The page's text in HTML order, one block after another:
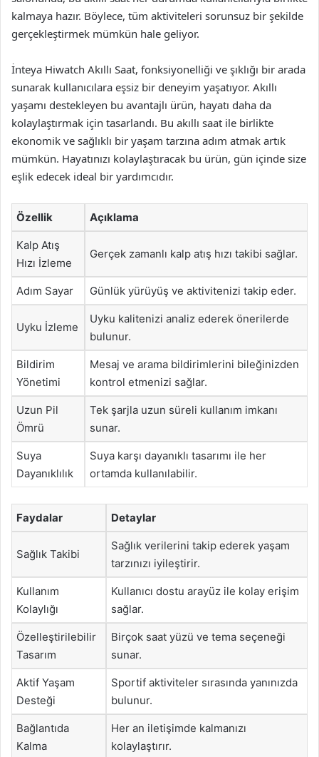
kalmaya hazır. Böylece, tüm aktiviteleri sorunsuz bir şekilde
gerçekleştirmek mümkün hale geliyor.
İnteya Hiwatch Akıllı Saat, fonksiyonelliği ve şıklığı bir arada
sunarak kullanıcılara eşsiz bir deneyim yaşatıyor. Akıllı
yaşamı destekleyen bu avantajlı ürün, hayatı daha da
kolaylaştırmak için tasarlandı. Bu akıllı saat ile birlikte
ekonomik ve sağlıklı bir yaşam tarzına adım atmak artık
mümkün. Hayatınızı kolaylaştıracak bu ürün, gün içinde size
eşlik edecek ideal bir yardımcıdır.
Özellik Açıklama
Kalp Atış
Hızı İzleme
Gerçek zamanlı kalp atış hızı takibi sağlar.
Adım Sayar Günlük yürüyüş ve aktivitenizi takip eder.
Uyku İzleme
Uyku kalitenizi analiz ederek önerilerde
bulunur.
Bildirim
Yönetimi
Mesaj ve arama bildirimlerini bileğinizden
kontrol etmenizi sağlar.
Uzun Pil
Ömrü
Tek şarjla uzun süreli kullanım imkanı
sunar.
Suya
Dayanıklılık
Suya karşı dayanıklı tasarımı ile her
ortamda kullanılabilir.
Faydalar Detaylar
Sağlık Takibi
Sağlık verilerini takip ederek yaşam
tarzınızı iyileştirir.
Kullanım
Kolaylığı
Kullanıcı dostu arayüz ile kolay erişim
sağlar.
Özelleştirilebilir
Tasarım
Birçok saat yüzü ve tema seçeneği
sunar.
Aktif Yaşam
Desteği
Sportif aktiviteler sırasında yanınızda
bulunur.
Bağlantıda
Kalma
Her an iletişimde kalmanızı
kolaylaştırır.